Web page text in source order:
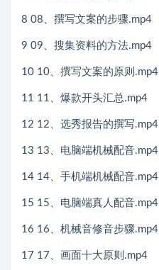
8 08、撰写文案的步骤.mp4
9 09、搜集资料的方法.mp4
10 10、撰写文案的原则.mp4
11 11、爆款开头汇总.mp4
12 12、选秀报告的撰写.mp4
13 13、电脑端机械配音.mp4
14 14、手机端机械配音.mp4
15 15、电脑端真人配音.mp4
16 16、机械音修音步骤.mp4
17 17、画面十大原则.mp4